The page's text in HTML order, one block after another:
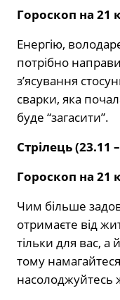
Гороскоп на 21
Енергію,
потрібно
з’ясування
сварки, яка
буде “загасити”.
Стрілець (23.11
Гороскоп на 21
Чим більше
отримаєте від
тільки для вас, а
тому